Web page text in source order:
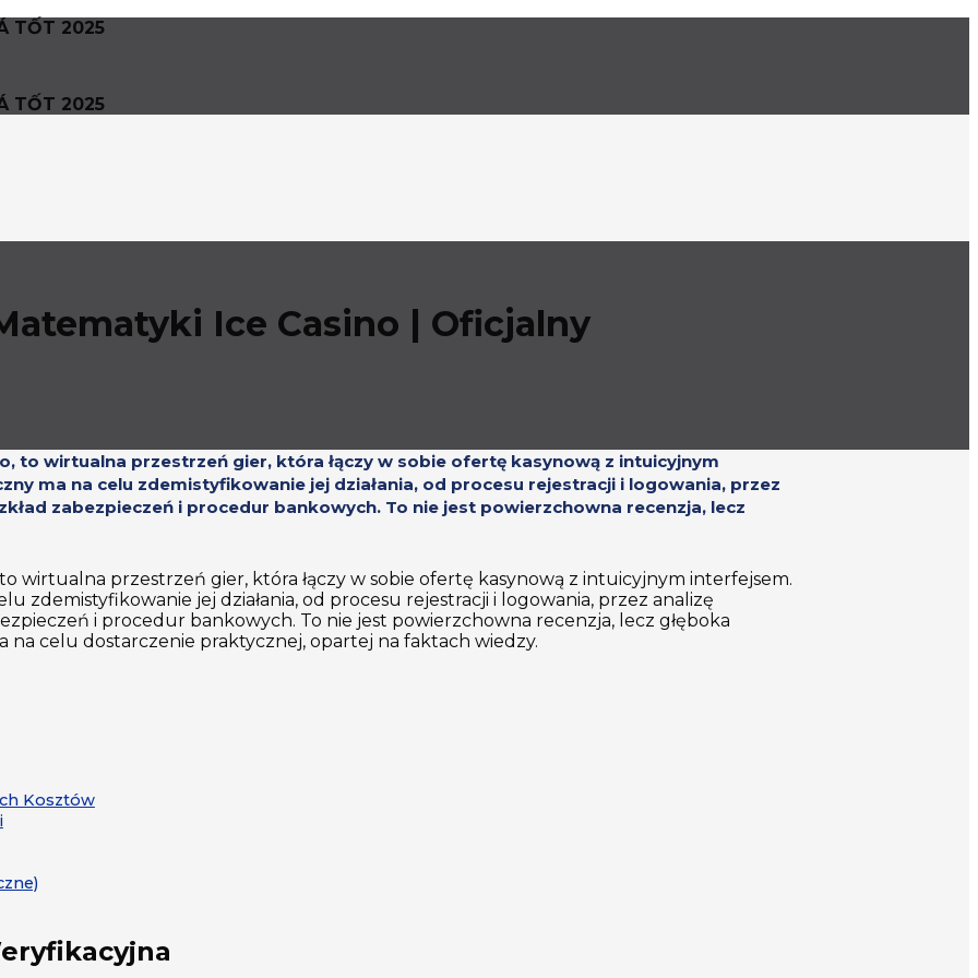
TỐT 2025
TỐT 2025
Ice Casino | Oficjalny
to wirtualna przestrzeń gier, która łączy w sobie ofertę kasynową z intuicyjnym
ma na celu zdemistyfikowanie jej działania, od procesu rejestracji i logowania, przez
zabezpieczeń i procedur bankowych. To nie jest powierzchowna recenzja, lecz
to wirtualna przestrzeń gier, która łączy w sobie ofertę kasynową z intuicyjnym interfejsem.
zdemistyfikowanie jej działania, od procesu rejestracji i logowania, przez analizę
i procedur bankowych. To nie jest powierzchowna recenzja, lecz głęboka
celu dostarczenie praktycznej, opartej na faktach wiedzy.
Kosztów